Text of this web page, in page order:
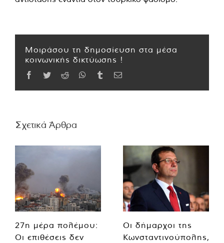
Μοιράσου τη δημοσίευση στα μέσα
κοινωνικής δικτύωσης !
Facebook
TwitterReddit WhatsApp
TumblrEmail
Σχετικά Άρθρα
27η μέρα πολέμου:
Οι επιθέσεις δεν
Οι δήμαρχοι της
Κωνσταντινούπολης,